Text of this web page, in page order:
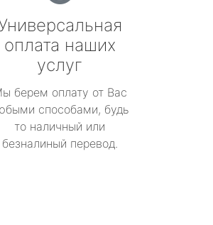
оплата наших
услуг
берем оплату от Вас
способами, будь
то наличный или
безналиный перевод.